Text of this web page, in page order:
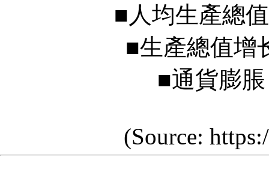
■人均生產總值
■生產總值增长
■通貨膨脹
(Source: